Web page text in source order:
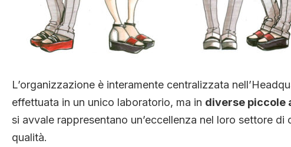
L’organizzazione è interamente centralizzata
effettuata in un unico laboratorio, ma in diverse piccole
si avvale rappresentano un’eccellenza nel loro settore
qualità.